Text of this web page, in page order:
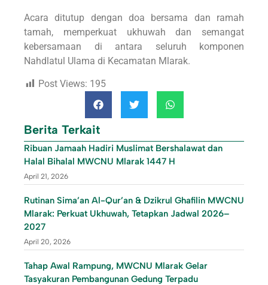
Acara ditutup dengan doa bersama dan ramah
tamah, memperkuat ukhuwah dan semangat
kebersamaan di antara seluruh komponen
Nahdlatul Ulama di Kecamatan Mlarak.
Post Views: 195
Berita Terkait
Ribuan Jamaah Hadiri Muslimat Bershalawat dan
Halal Bihalal MWCNU Mlarak 1447 H
April 21, 2026
Rutinan Sima’an Al-Qur’an & Dzikrul Ghafilin MWCNU
Mlarak: Perkuat Ukhuwah, Tetapkan Jadwal 2026–
2027
April 20, 2026
Tahap Awal Rampung, MWCNU Mlarak Gelar
Tasyakuran Pembangunan Gedung Terpadu